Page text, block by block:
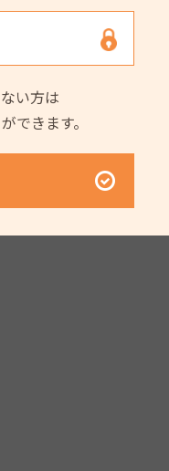
い方は
できます。